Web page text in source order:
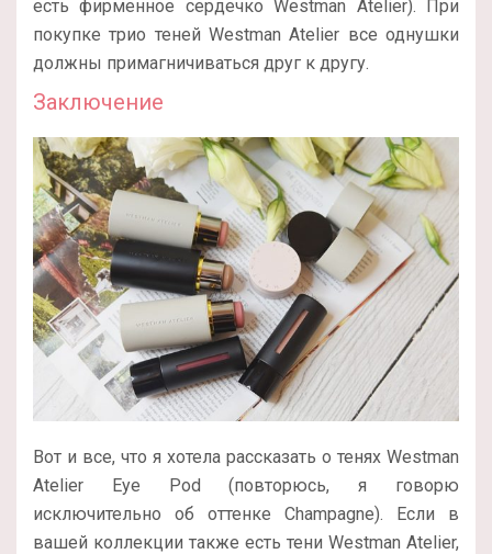
есть фирменное сердечко Westman Atelier). При
покупке трио теней Westman Atelier все однушки
должны примагничиваться друг к другу.
Заключение
Вот и все, что я хотела рассказать о тенях Westman
Atelier Eye Pod (повторюсь, я говорю
исключительно об оттенке Champagne). Если в
вашей коллекции также есть тени Westman Atelier,